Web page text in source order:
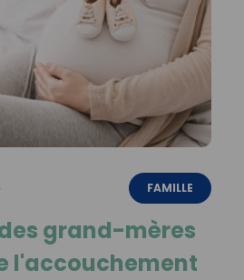
FAMILLE
grand-mères
l'accouchement